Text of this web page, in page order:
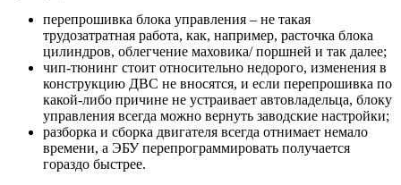
перепрошивка блока управления – не такая
трудозатратная работа, как, например, расточка блока
цилиндров, облегчение маховика/ поршней и так далее;
чип-тюнинг стоит относительно недорого, изменения в
конструкцию ДВС не вносятся, и если перепрошивка по
какой-либо причине не устраивает автовладельца, блоку
управления всегда можно вернуть заводские настройки;
разборка и сборка двигателя всегда отнимает немало
времени, а ЭБУ перепрограммировать получается
гораздо быстрее.